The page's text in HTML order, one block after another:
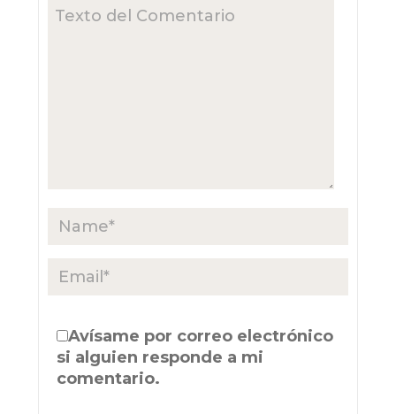
Avísame por correo electrónico
si alguien responde a mi
comentario.